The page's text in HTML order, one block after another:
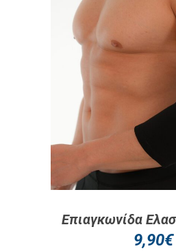
Επιαγκωνίδα
9,90€